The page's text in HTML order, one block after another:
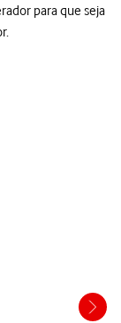
para que seja